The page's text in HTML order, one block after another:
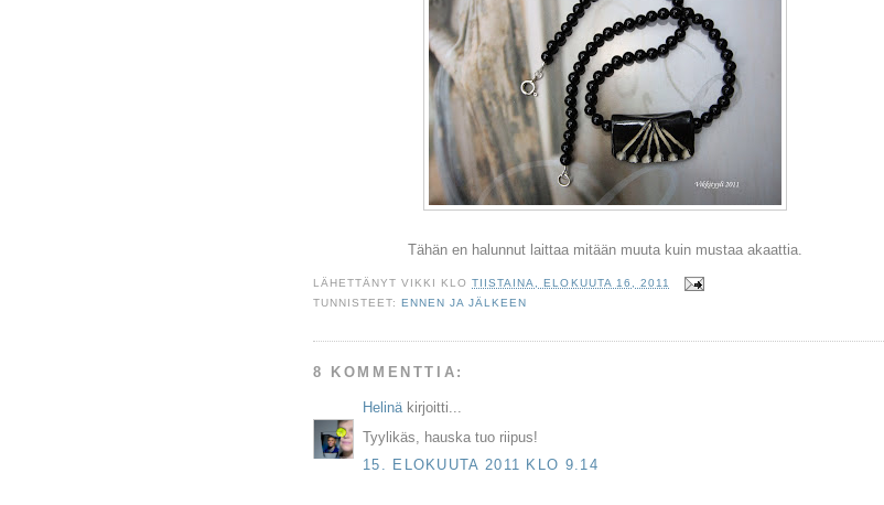
Tähän en halunnut laittaa mitään muuta kuin mustaa akaattia.
LÄHETTÄNYTVIKKI KLOTIISTAINA, ELOKUUTA 16, 2011
TUNNISTEET:ENNEN JA JÄLKEEN
8 KOMMENTTIA:
Helinäkirjoitti...
Tyylikäs, hauska tuo riipus!
15. ELOKUUTA 2011 KLO 9.14